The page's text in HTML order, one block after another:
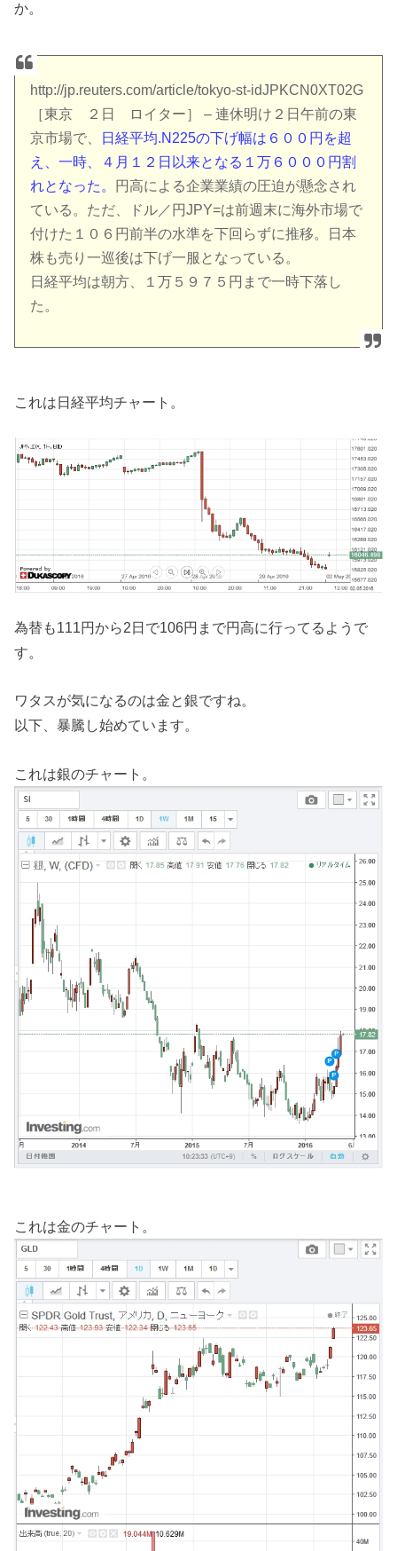
か。
http://jp.reuters.com/article/tokyo-st-idJPKCN0XT02G
［東京 ２日 ロイター］ – 連休明け２日午前の東
京市場で、
日経平均.N225の下げ幅は６００円を超
え、一時、４月１２日以来となる１万６０００円割
れとなった。
円高による企業業績の圧迫が懸念され
ている。ただ、ドル／円JPY=は前週末に海外市場で
付けた１０６円前半の水準を下回らずに推移。日本
株も売り一巡後は下げ一服となっている。
日経平均は朝方、１万５９７５円まで一時下落し
た。
これは日経平均チャート。
為替も111円から2日で106円まで円高に行ってるようで
す。
ワタスが気になるのは金と銀ですね。
以下、暴騰し始めています。
これは銀のチャート。
これは金のチャート。